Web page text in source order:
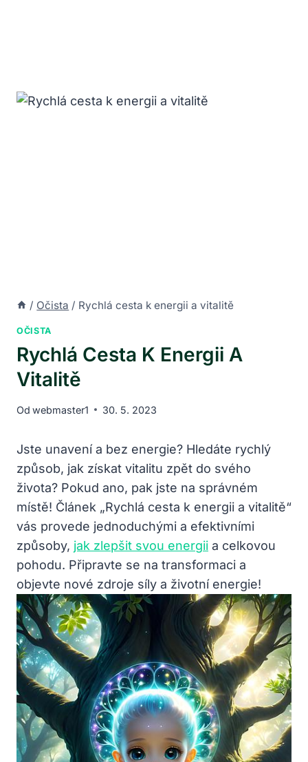
/ Očista / Rychlá cesta k energii a vitalitě
OČISTA
Rychlá Cesta K Energii A
Vitalitě
Od webmaster1 30. 5. 2023
Jste unavení a bez energie? Hledáte rychlý
způsob, jak získat vitalitu zpět do svého
života? Pokud ano, pak jste na správném
místě! Článek „Rychlá cesta k energii a vitalitě“
vás provede jednoduchými a efektivními
způsoby, jak zlepšit svou energii a celkovou
pohodu. Připravte se na transformaci a
objevte nové zdroje síly a životní energie!